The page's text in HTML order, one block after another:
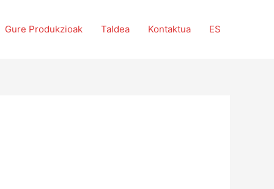
Gure Produkzioak Taldea Kontaktua ES